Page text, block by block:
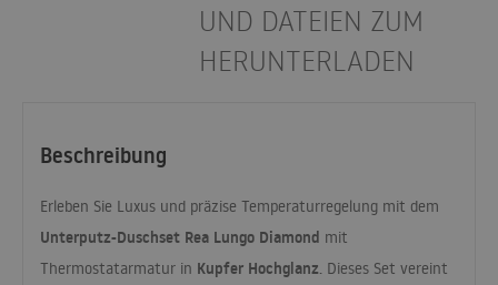
UND DATEIEN ZUM
HERUNTERLADEN
Beschreibung
Erleben Sie Luxus und präzise Temperaturregelung mit dem
Unterputz-Duschset Rea Lungo Diamond mit
Thermostatarmatur in Kupfer Hochglanz. Dieses Set vereint